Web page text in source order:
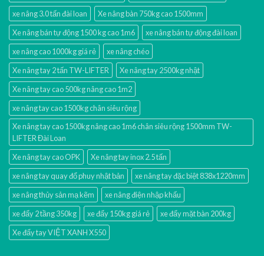
xe nâng 3.0 tấn đài loan
Xe nâng bàn 750kg cao 1500mm
Xe nâng bán tự động 1500 kg cao 1m6
xe nâng bán tự động đài loan
xe nâng cao 1000kg giá rẻ
xe nâng chéo
Xe nâng tay 2 tấn TW-LIFTER
Xe nâng tay 2500kg nhật
Xe nâng tay cao 500kg nâng cao 1m2
xe nâng tay cao 1500kg chân siêu rộng
Xe nâng tay cao 1500kg nâng cao 1m6 chân siêu rộng 1500mm TW-
LIFTER Đài Loan
Xe nâng tay cao OPK
Xe nâng tay inox 2.5 tấn
xe nâng tay quay đổ phuy nhật bản
xe nâng tay đặc biệt 838x1220mm
xe nâng thủy sản mạ kẽm
xe nâng điện nhập khấu
xe đẩy 2 tầng 350kg
xe đẩy 150kg giá rẻ
xe đẩy mặt bàn 200kg
Xe đẩy tay VIỆT XANH X550